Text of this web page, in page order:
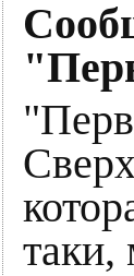
таки,